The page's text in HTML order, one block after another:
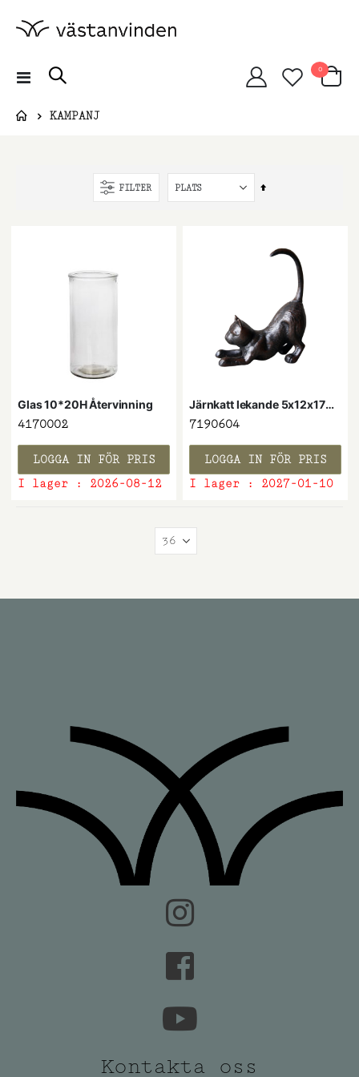
Växla
Cart
0artiklar
KAMPANJ
FILTER
Sätt
Glas 10*20H Återvinning
4170002
LOGGA IN FÖR PRIS
I lager : 2026-08-12
Järnkatt lekande 5x12x17H cm
7190604
LOGGA IN FÖR PRIS
I lager : 2027-01-10
Kontakta oss